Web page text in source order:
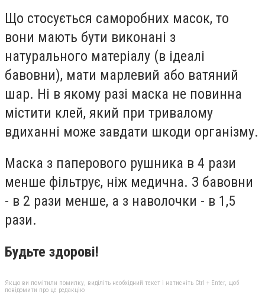
Що стосується саморобних масок, то
вони мають бути виконані з
натурального матеріалу (в ідеалі
бавовни), мати марлевий або ватяний
шар. Ні в якому разі маска не повинна
містити клей, який при тривалому
вдиханні може завдати шкоди організму.
Маска з паперового рушника в 4 рази
менше фільтрує, ніж медична. З бавовни
- в 2 рази менше, а з наволочки - в 1,5
рази.
Будьте здорові!
Якщо ви помітили помилку, виділіть необхідний текст і натисніть Ctrl + Enter, щоб
повідомити про це редакцію